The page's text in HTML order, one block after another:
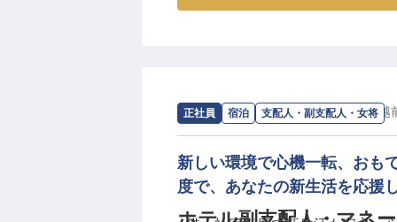
す。洗練された空間で、お客様
ーー成長を支える環境と、未来を
当施設では、スタッフが安心し
え、まかないや社員割引、無料
ト。また、昇給年2回、賞与年2
正社員 宿泊 支配人・副支配人・女将
求人情報：スマイルホテル日本橋三越
新しい環境で心機一転、おも
度で、あなたの新生活を応援